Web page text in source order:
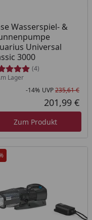
Preis
Wasserspiel- &
Universal
3000
(4)
am Lager
Lager
-14% UVP235,61 €
201,99 €
Zum Produkt